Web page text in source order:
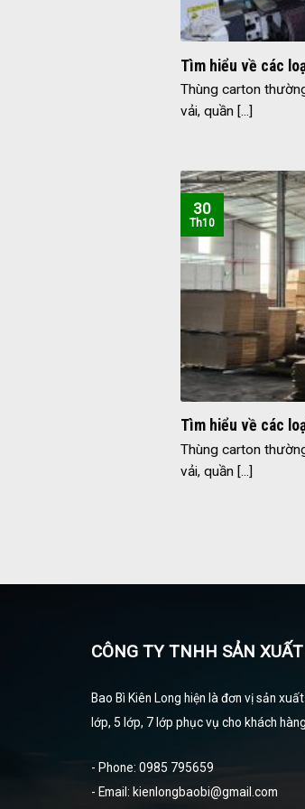
Tìm hiểu về các
Thùng carton
vải, quần [...]
Tìm hiểu về các
Thùng carton
vải, quần [...]
30
Th10
CÔNG TY TNHH SẢN
Bao Bì Kiên Long hiện là đơn vị sản
lớp, 5 lớp, 7 lớp phục vụ cho khách
- Phone: 0985 795659
- Email: kienlongbaobi@gmail.com